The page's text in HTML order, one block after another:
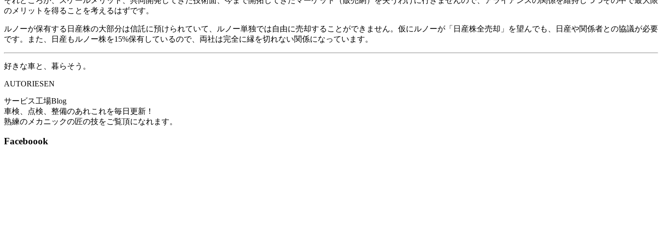
のメリットを得ることを考えるはずです。
ルノーが保有する日産株の大部分は信託に預けられていて、ルノー単独では自由に売却することができません。仮にルノーが「日産株全売却」を望んでも、日産や関係者との協議が必要
です。また、日産もルノー株を15%保有しているので、両社は完全に縁を切れない関係になっています。
好きな車と、暮らそう。
AUTORIESEN
サービス工場Blog
車検、点検、整備のあれこれを毎日更新！
熟練のメカニックの匠の技をご覧頂になれます。
Faceboook